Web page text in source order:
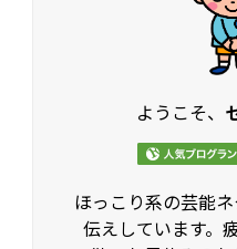
ようこそ、
ほっこり系の芸能
伝えしています。